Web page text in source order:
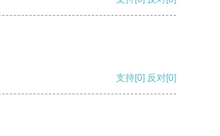
支持[0] 反对[0]